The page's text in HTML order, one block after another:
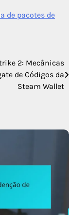
de pacotes de
2: Mecânicas
de Códigos da
Steam Wallet